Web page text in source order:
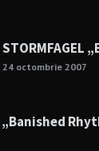
STORMFAGEL
24 octombrie 2007
„Banished